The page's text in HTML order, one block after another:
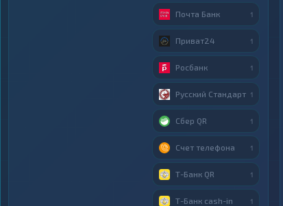
Почта Банк 1
Приват24 1
Росбанк 1
Русский Стандарт 1
Сбер QR 1
Счет телефона 1
Т-Банк QR 1
Т-Банк cash-in 1